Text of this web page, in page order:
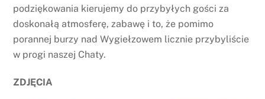
podziękowania kierujemy do przybyłych gości za
doskonałą atmosferę, zabawę i to, że pomimo
porannej burzy nad Wygiełzowem licznie przybyliście
w progi naszej Chaty.
ZDJĘCIA